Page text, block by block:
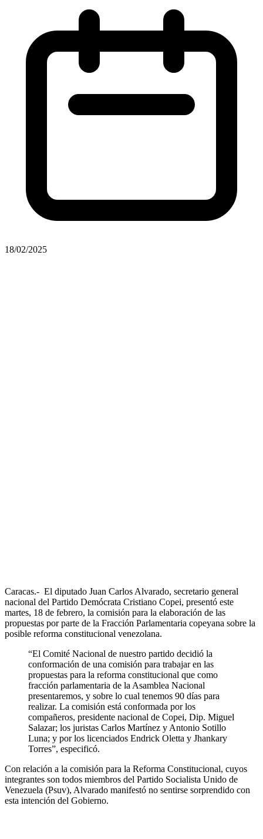
18/02/2025
Caracas.- El diputado Juan Carlos Alvarado, secretario general
nacional del Partido Demócrata Cristiano Copei, presentó este
martes, 18 de febrero, la comisión para la elaboración de las
propuestas por parte de la Fracción Parlamentaria copeyana sobre la
posible reforma constitucional venezolana.
“El Comité Nacional de nuestro partido decidió la
conformación de una comisión para trabajar en las
propuestas para la reforma constitucional que como
fracción parlamentaria de la Asamblea Nacional
presentaremos, y sobre lo cual tenemos 90 días para
realizar. La comisión está conformada por los
compañeros, presidente nacional de Copei, Dip. Miguel
Salazar; los juristas Carlos Martínez y Antonio Sotillo
Luna; y por los licenciados Endrick Oletta y Jhankary
Torres”, especificó.
Con relación a la comisión para la Reforma Constitucional, cuyos
integrantes son todos miembros del Partido Socialista Unido de
Venezuela (Psuv), Alvarado manifestó no sentirse sorprendido con
esta intención del Gobierno.